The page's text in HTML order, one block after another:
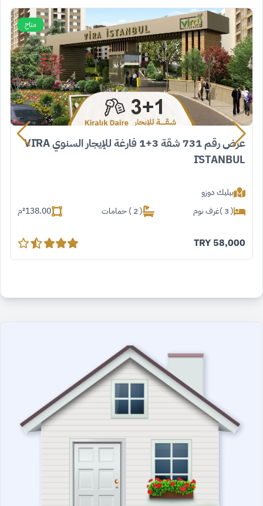
متاح
عرض رقم 731 شقة 3+1 فارغة للإيجار السنوي VİRA
İSTANBUL
بيليك دوزو
( 3 )غرف نوم
( 2 ) حمامات 138.00²م
58,000
TRY